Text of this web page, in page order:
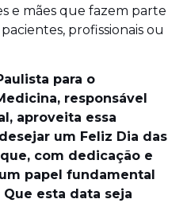
e mães que fazem parte
profissionais ou
para o
responsável
aproveita essa
um Feliz Dia das
com dedicação e
papel fundamental
esta data seja